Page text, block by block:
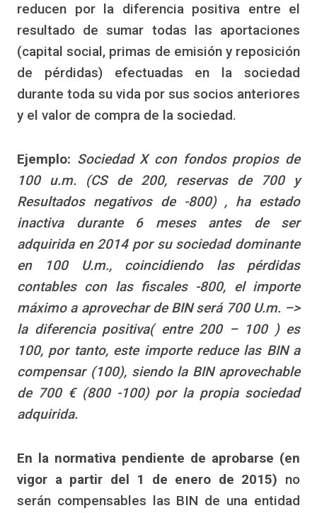
reducen por la diferencia positiva entre el
resultado de sumar todas las aportaciones
(capital social, primas de emisión y reposición
de pérdidas) efectuadas en la sociedad
durante toda su vida por sus socios anteriores
y el valor de compra de la sociedad.
Ejemplo: Sociedad X con fondos propios de
100 u.m. (CS de 200, reservas de 700 y
Resultados negativos de -800) , ha estado
inactiva durante 6 meses antes de ser
adquirida en 2014 por su sociedad dominante
en 100 U.m., coincidiendo las pérdidas
contables con las fiscales -800, el importe
máximo a aprovechar de BIN será 700 U.m. –>
la diferencia positiva( entre 200 – 100 ) es
100, por tanto, este importe reduce las BIN a
compensar (100), siendo la BIN aprovechable
de 700 € (800 -100) por la propia sociedad
adquirida.
En la normativa pendiente de aprobarse (en
vigor a partir del 1 de enero de 2015) no
serán compensables las BIN de una entidad